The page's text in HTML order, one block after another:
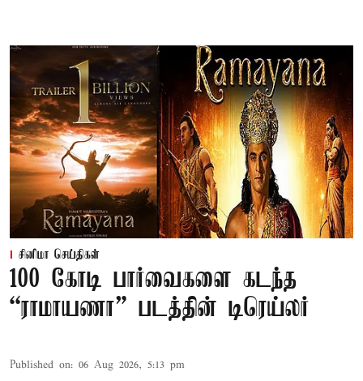
சினிமா செய்திகள்
100 கோடி பார்வைகளை கடந்த
“ராமாயணா” படத்தின் டிரெய்லர்
Published on: 06 Aug 2026, 5:13 pm